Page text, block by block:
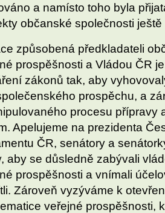
a namísto toho byla
občanské společnosti
způsobená předkladateli
prospěšnosti a Vládou ČR
zákonů tak, aby
prospěchu, a
procesu přípravy
Apelujeme na prezidenta
ČR, senátory a
aby se důsledně zabývali
prospěšnosti a vnímali
Zároveň vyzýváme k
veřejné prospěšnosti,